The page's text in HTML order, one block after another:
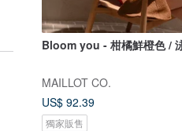
Bloom you - 柑橘鮮橙色 /
MAILLOT CO.
US$ 92.39
獨家販售